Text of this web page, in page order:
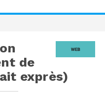
WEB
de
exprès)